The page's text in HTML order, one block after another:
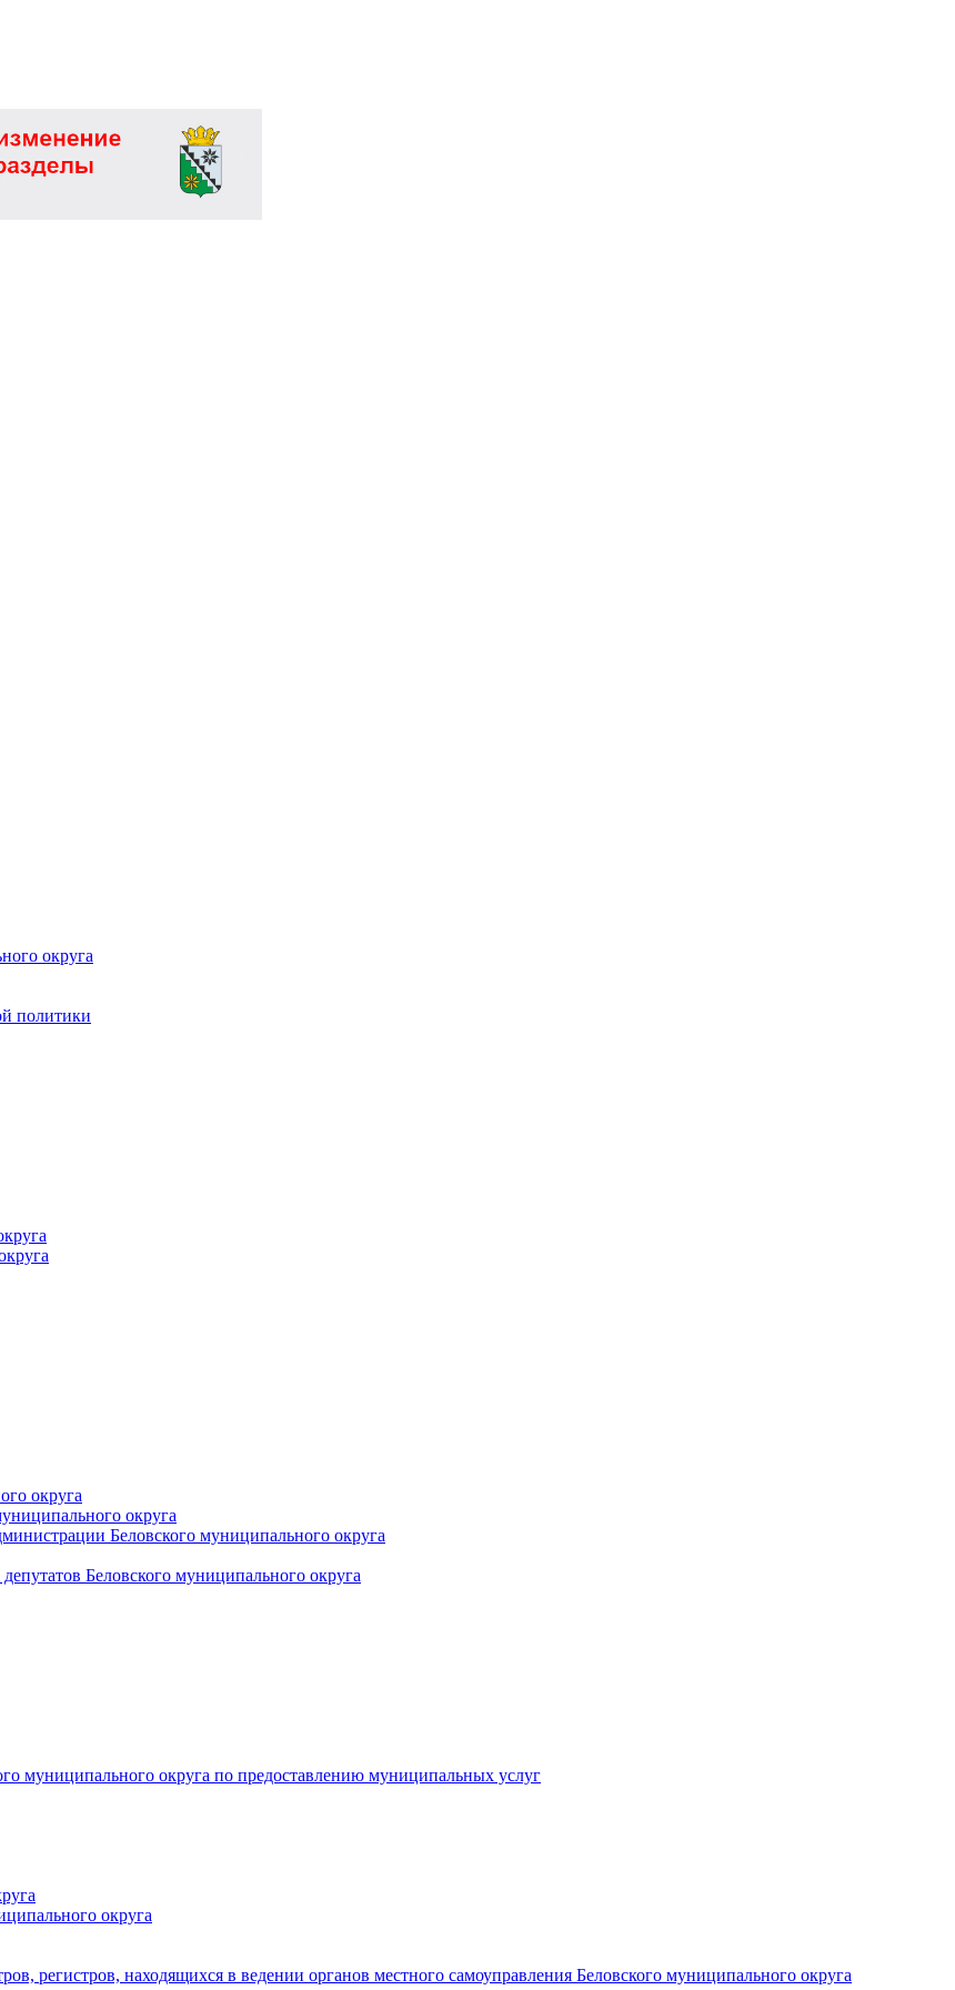
округа
политики
округа
округа
Беловского муниципального округа
Беловского муниципального округа
муниципального округа по предоставлению муниципальных услуг
округа
регистров, находящихся в ведении органов местного самоуправления Беловского муниципального округа